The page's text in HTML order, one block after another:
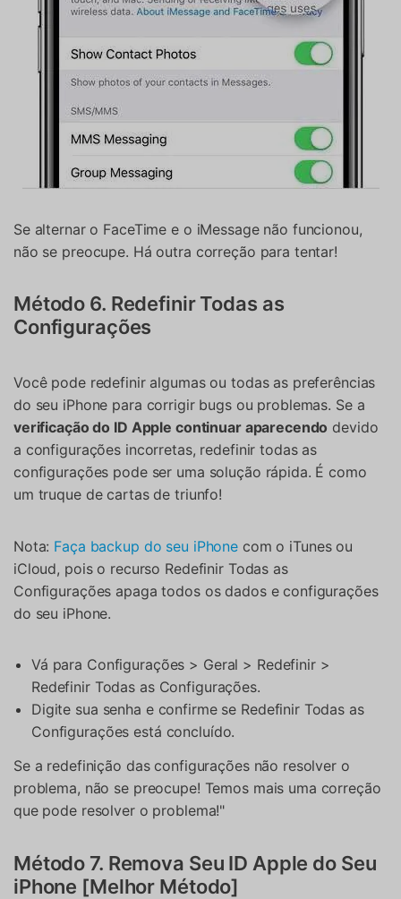
Se alternar o FaceTime e o iMessage não funcionou,
não se preocupe. Há outra correção para tentar!
Método 6. Redefinir Todas as
Configurações
Você pode redefinir algumas ou todas as preferências
do seu iPhone para corrigir bugs ou problemas. Se a
verificação do ID Apple continuar aparecendo devido
a configurações incorretas, redefinir todas as
configurações pode ser uma solução rápida. É como
um truque de cartas de triunfo!
Nota: Faça backup do seu iPhone com o iTunes ou
iCloud, pois o recurso Redefinir Todas as
Configurações apaga todos os dados e configurações
do seu iPhone.
Vá para Configurações > Geral > Redefinir >
Redefinir Todas as Configurações.
Digite sua senha e confirme se Redefinir Todas as
Configurações está concluído.
Se a redefinição das configurações não resolver o
problema, não se preocupe! Temos mais uma correção
que pode resolver o problema!"
Método 7. Remova Seu ID Apple do Seu
iPhone [Melhor Método]